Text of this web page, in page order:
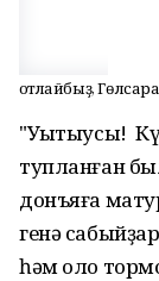
Ҡотлайбыҙ,
"Уҡытыусы!
тупланған
донъяға
генә
һәм оло